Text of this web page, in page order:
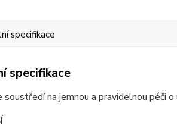
specifikace
specifikace
soustředí na jemnou a pravidelnou péči o